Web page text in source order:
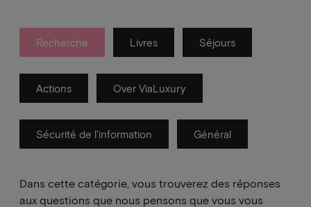
Recherche Livres Séjours
Actions Over ViaLuxury
Sécurité de l'information Général
Dans cette catégorie, vous trouverez des réponses
aux questions que nous pensons que vous vous